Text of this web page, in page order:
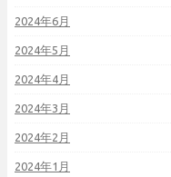
2024年6月
2024年5月
2024年4月
2024年3月
2024年2月
2024年1月